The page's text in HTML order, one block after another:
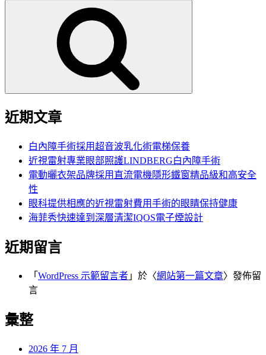
近期文章
白內障手術採用超音波乳化術電梯保養
近視雷射專業眼部照護LINDBERG白內障手術
電動曬衣架品牌採用直流電機隱形鐵窗精品級和高安全
性
眼科提供相應的近視雷射費用手術的眼睛保持健康
海菲秀快速達到深層清潔IQOS電子煙設計
近期留言
「 WordPress 示範留言者 」於〈網站第一篇文章〉發佈留
言
彙整
2026 年 7 月